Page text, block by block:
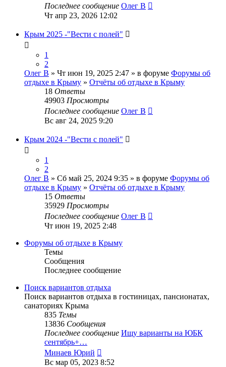
Последнее сообщение Олег В
Чт апр 23, 2026 12:02
Крым 2025 -"Вести с полей"
1
2
Олег В » Чт июн 19, 2025 2:47 » в форуме Форумы об
отдыхе в Крыму » Отчёты об отдыхе в Крыму
18 Ответы
49903 Просмотры
Последнее сообщение Олег В
Вс авг 24, 2025 9:20
Крым 2024 -"Вести с полей"
1
2
Олег В » Сб май 25, 2024 9:35 » в форуме Форумы об
отдыхе в Крыму » Отчёты об отдыхе в Крыму
15 Ответы
35929 Просмотры
Последнее сообщение Олег В
Чт июн 19, 2025 2:48
Форумы об отдыхе в Крыму
Темы
Сообщения
Последнее сообщение
Поиск вариантов отдыха
Поиск вариантов отдыха в гостиницах, пансионатах,
санаториях Крыма
835 Темы
13836 Сообщения
Последнее сообщение Ищу варианты на ЮБК
сентябрь+…
Минаев Юрий
к
Вс мар 05, 2023 8:52